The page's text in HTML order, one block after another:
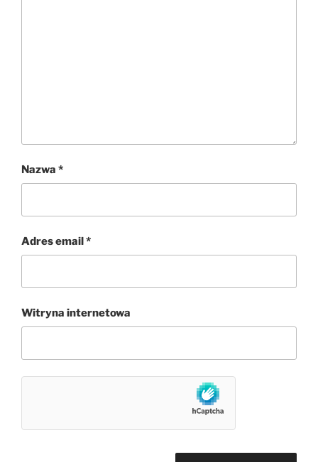
Nazwa *
Adres email*
Witryna internetowa